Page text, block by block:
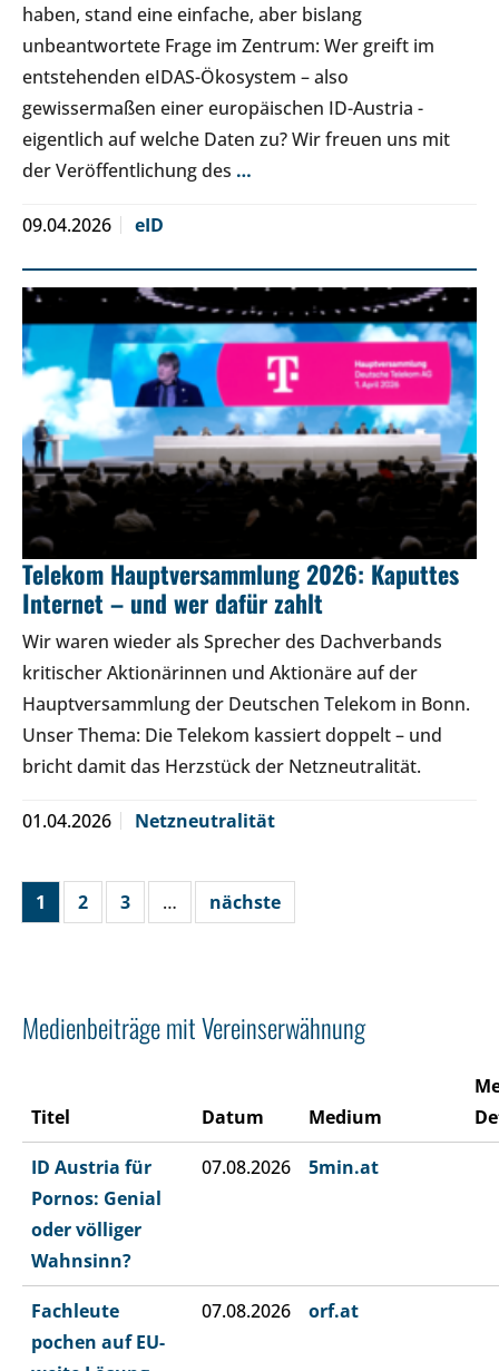
haben, stand eine einfache, aber bislang
unbeantwortete Frage im Zentrum: Wer greift im
entstehenden eIDAS-Ökosystem – also
gewissermaßen einer europäischen ID-Austria -
eigentlich auf welche Daten zu? Wir freuen uns mit
der Veröffentlichung des …
09.04.2026 eID
Telekom Hauptversammlung 2026: Kaputtes
Internet – und wer dafür zahlt
Wir waren wieder als Sprecher des Dachverbands
kritischer Aktionärinnen und Aktionäre auf der
Hauptversammlung der Deutschen Telekom in Bonn.
Unser Thema: Die Telekom kassiert doppelt – und
bricht damit das Herzstück der Netzneutralität.
01.04.2026 Netzneutralität
1 2 3 … nächste
Medienbeiträge mit Vereinserwähnung
Titel Datum Medium
ID Austria für
Pornos: Genial
oder völliger
Wahnsinn?
07.08.2026 5min.at
Fachleute
pochen auf EU-
07.08.2026 orf.at